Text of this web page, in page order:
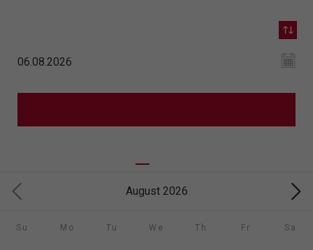
August 2026
Su Mo Tu We Th Fr Sa